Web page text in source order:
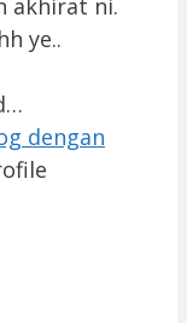
akhirat ni.
ye..
dengan